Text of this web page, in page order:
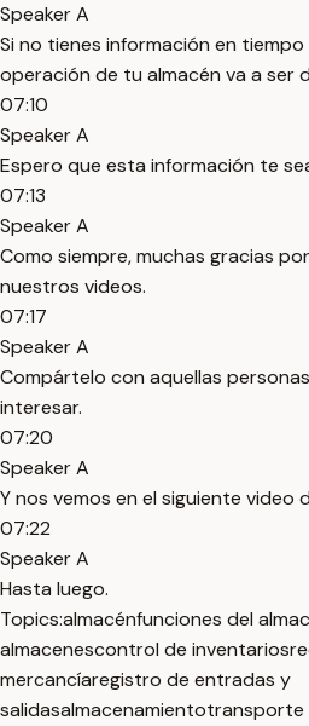
Speaker A
Si no tienes información en
operación de tu almacén va a ser
07:10
Speaker A
Espero que esta información te
07:13
Speaker A
Como siempre, muchas gracias
nuestros videos.
07:17
Speaker A
Compártelo con aquellas
interesar.
07:20
Speaker A
Y nos vemos en el siguiente video
07:22
Speaker A
Hasta luego.
Topics:almacénfunciones del
almacenescontrol de inventarios
mercancíaregistro de entradas y
salidasalmacenamientotransporte